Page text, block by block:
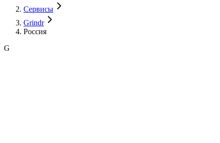
Сервисы
Grindr
Россия
G